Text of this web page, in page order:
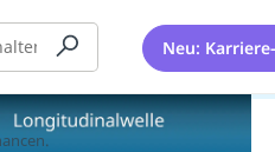
Neu: